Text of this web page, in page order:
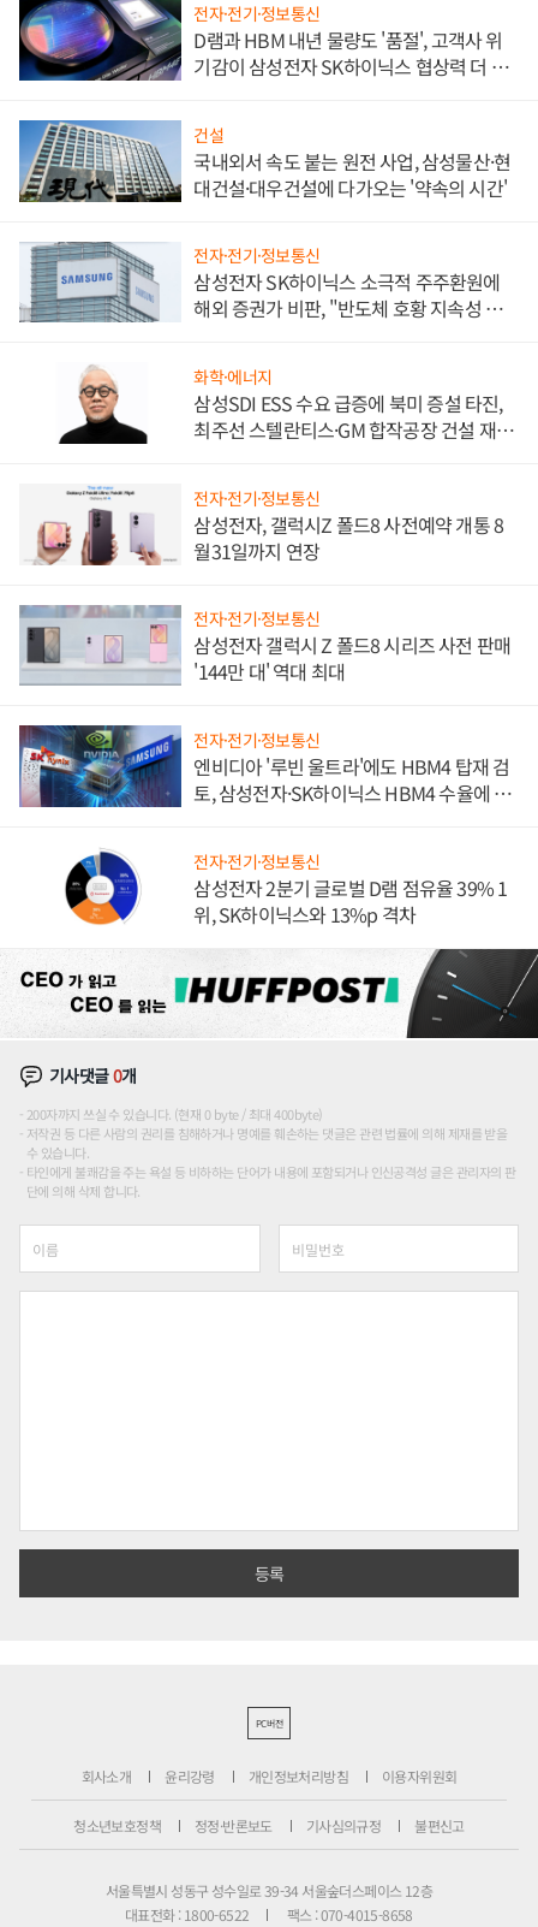
전자·전기·정보통신
D램과 HBM 내년 물량도 '품절', 고객사 위
기감이 삼성전자 SK하이닉스 협상력 더 키
건설
국내외서 속도 붙는 원전 사업, 삼성물산·현
대건설·대우건설에 다가오는 '약속의 시간'
전자·전기·정보통신
삼성전자 SK하이닉스 소극적 주주환원에
해외 증권가 비판, "반도체 호황 지속성 의
화학·에너지
삼성SDI ESS 수요 급증에 북미 증설 타진,
최주선 스텔란티스·GM 합작공장 건설 재추
전자·전기·정보통신
삼성전자, 갤럭시Z 폴드8 사전예약 개통 8
월31일까지 연장
전자·전기·정보통신
삼성전자 갤럭시 Z 폴드8 시리즈 사전 판매
'144만 대' 역대 최대
전자·전기·정보통신
엔비디아 '루빈 울트라'에도 HBM4 탑재 검
토, 삼성전자·SK하이닉스 HBM4 수율에 주
전자·전기·정보통신
삼성전자 2분기 글로벌 D램 점유율 39% 1
위, SK하이닉스와 13%p 격차
기사댓글0개
200자까지 쓰실 수 있습니다. (현재 0 byte / 최대 400byte)
저작권 등 다른 사람의 권리를 침해하거나 명예를 훼손하는 댓글은 관련 법률에 의해 제재를 받을
수 있습니다.
타인에게 불쾌감을 주는 욕설 등 비하하는 단어가 내용에 포함되거나 인신공격성 글은 관리자의 판
단에 의해 삭제 합니다.
PC버전
회사소개 윤리강령 개인정보처리방침 이용자위원회
청소년보호정책 정정·반론보도 기사심의규정 불편신고
서울특별시 성동구 성수일로 39-34 서울숲더스페이스 12층
대표전화 : 1800-6522
팩스 : 070-4015-8658